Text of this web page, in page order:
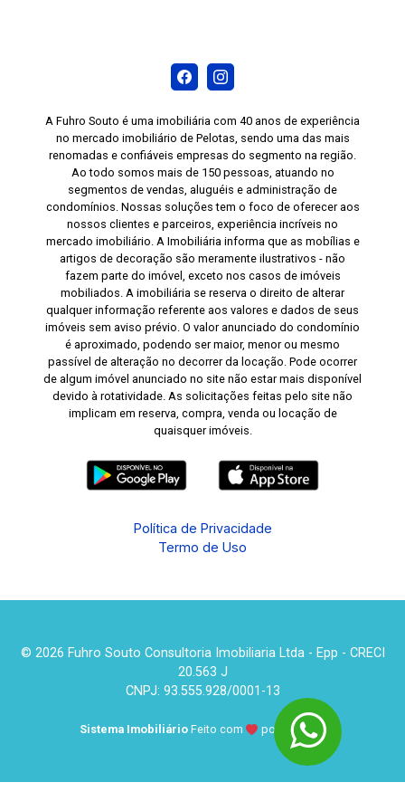
A Fuhro Souto é uma imobiliária com 40 anos de experiência
no mercado imobiliário de Pelotas, sendo uma das mais
renomadas e confiáveis empresas do segmento na região.
Ao todo somos mais de 150 pessoas, atuando no
segmentos de vendas, aluguéis e administração de
condomínios. Nossas soluções tem o foco de oferecer aos
nossos clientes e parceiros, experiência incríveis no
mercado imobiliário. A Imobiliária informa que as mobílias e
artigos de decoração são meramente ilustrativos - não
fazem parte do imóvel, exceto nos casos de imóveis
mobiliados. A imobiliária se reserva o direito de alterar
qualquer informação referente aos valores e dados de seus
imóveis sem aviso prévio. O valor anunciado do condomínio
é aproximado, podendo ser maior, menor ou mesmo
passível de alteração no decorrer da locação. Pode ocorrer
de algum imóvel anunciado no site não estar mais disponível
devido à rotatividade. As solicitações feitas pelo site não
implicam em reserva, compra, venda ou locação de
quaisquer imóveis.
Política de Privacidade
Termo de Uso
© 2026 Fuhro Souto Consultoria Imobiliaria Ltda - Epp - CRECI
20.563 J
CNPJ: 93.555.928/0001-13
Sistema Imobiliário Feito com por KUROLE